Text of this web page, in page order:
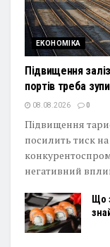
ЕКОНОМІКА
Підвищення
портів треба
08.08.2026 0
Підвищення
посилить тиск
негативний
Що